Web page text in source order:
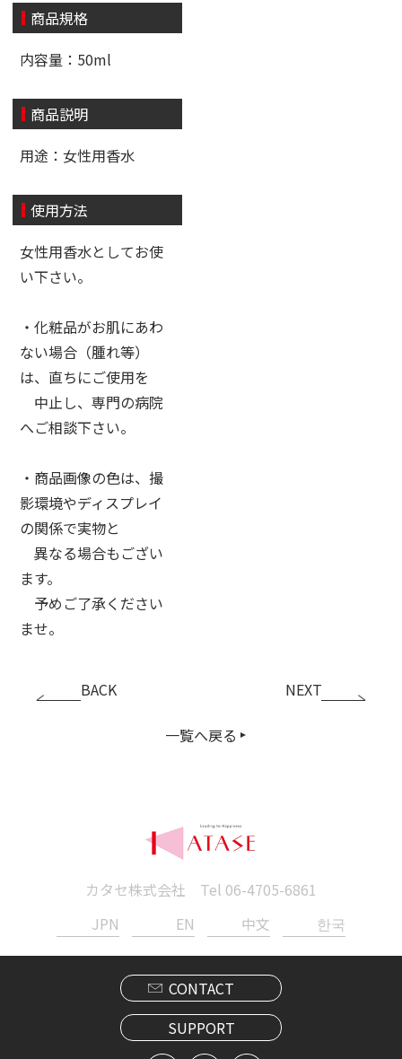
商品規格
内容量：50ml
商品説明
用途：女性用香水
使用方法
女性用香水としてお使
い下さい。
・化粧品がお肌にあわ
ない場合（腫れ等）
は、直ちにご使用を
中止し、専門の病院
へご相談下さい。
・商品画像の色は、撮
影環境やディスプレイ
の関係で実物と
異なる場合もござい
ます。
予めご了承ください
ませ。
BACK
一覧へ戻る
NEXT
カタセ株式会社 Tel 06-4705-6861
JPN
EN 中文 한국
CONTACT
SUPPORT